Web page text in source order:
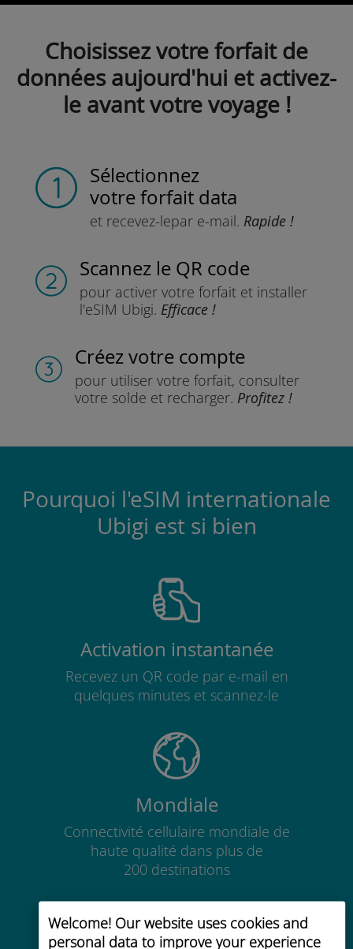
Welcome! Our website uses cookies and
personal data to improve your experience
Choisissez votre forfait de
données aujourd'hui et activez-
le avant votre voyage !
Sélectionnez
votre forfait data
et recevez-lepar e-mail. Rapide !
Scannez le QR code
pour activer votre forfaitet installer
l'eSIM Ubigi. Efficace !
Créez votre compte
pour utiliser votre forfait, consulter
votre solde et recharger. Profitez !
Pourquoi l'eSIM internationale
Ubigi est si bien
Activation instantanée
Recevez un QR code par e-mail en
quelques minutes et scannez-le
Mondiale
Connectivité cellulaire mondiale de
haute qualité dans plus de
200 destinations